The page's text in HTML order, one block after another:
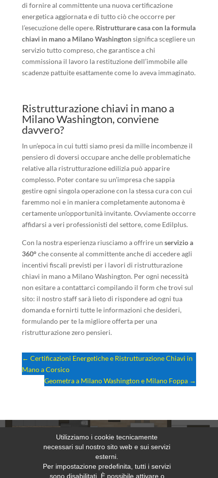
di fornire al committente una nuova certificazione
energetica aggiornata e di tutto ciò che occorre per
l’esecuzione delle opere. Ristrutturare casa con la formula
chiavi in mano a Milano Washingtonsignifica scegliere un
servizio tutto compreso, che garantisce a chi
commissiona il lavoro la restituzione dell’immobile alle
scadenze pattuite esattamente come lo aveva immaginato.
Ristrutturazione chiavi in mano a
Milano Washington, conviene
davvero?
In un’epoca in cui tutti siamo presi da mille incombenze il
pensiero di doversi occupare anche delle problematiche
relative alla ristrutturazione edilizia può apparire
complesso. Poter contare su un’impresa che sappia
gestire ogni singola operazione con la stessa cura con cui
faremmo noi e in maniera completamente autonoma è
certamente un’opportunità invitante. Ovviamente occorre
affidarsi a veri professionisti del settore, come Edilplus.
Con la nostra esperienza riusciamo a offrire un servizio a
360°che consente al committente anche di accedere agli
incentivi fiscali previsti per i lavori di ristrutturazione
chiavi in mano a Milano Washington. Per ogni necessità
non esitare a contattarci compilando il form che trovi sul
sito: il nostro staff sarà lieto di rispondere ad ogni tua
domanda e fornirti tutte le informazioni che desideri,
formulando per te la migliore offerta per una
ristrutturazione zero pensieri.
← Certificazioni Energetiche e Ristrutturazione Chiavi in
Mano a Corsico
Geometra a Milano Washington e Milano Foppa →
Richiedi un preventivo gratuito
Utilizziamo i cookie tecnicamente
necessari sul nostro sito web e sui servizi
esterni.
Per impostazione predefinita, tutti i servizi
sono disabilitati. È possibile attivare o